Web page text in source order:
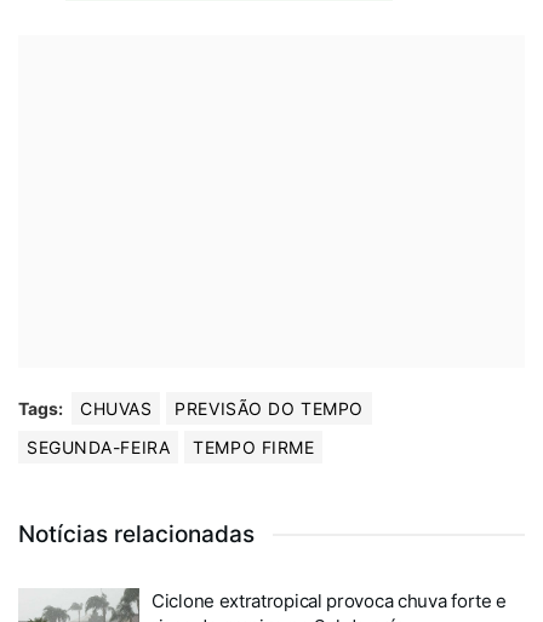
Tags: CHUVAS
PREVISÃO DO TEMPO
SEGUNDA-FEIRA
TEMPO FIRME
Notícias relacionadas
Ciclone extratropical provoca chuva forte e